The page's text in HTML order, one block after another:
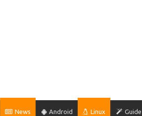
News Android Linux Guide